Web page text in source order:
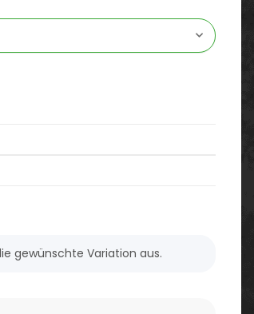
gewünschte Variation aus.